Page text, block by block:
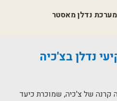
נדלן מאסטר
נדלן בצ'כיה
קרנה של צ'כיה, שמוכרת כיעד